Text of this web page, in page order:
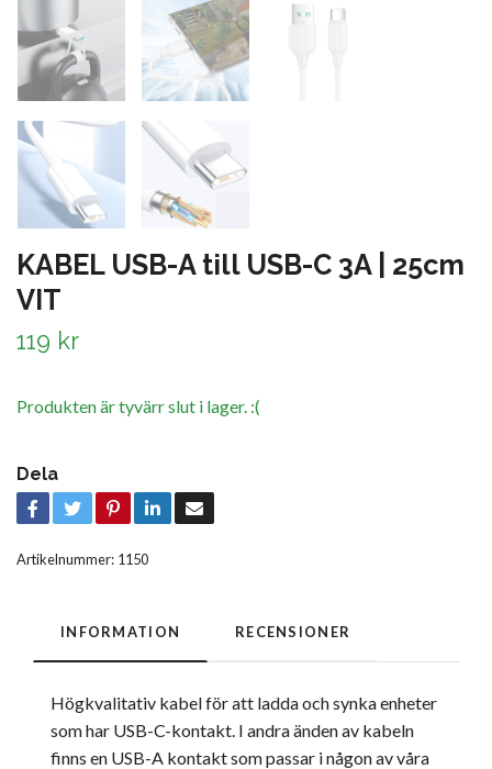
KABEL USB-A till USB-C 3A | 25cm
VIT
119 kr
Produkten är tyvärr slut i lager. :(
Dela
Artikelnummer: 1150
INFORMATION RECENSIONER
Högkvalitativ kabel för att ladda och synka enheter
som har USB-C-kontakt. I andra änden av kabeln
finns en USB-A kontakt som passar i någon av våra